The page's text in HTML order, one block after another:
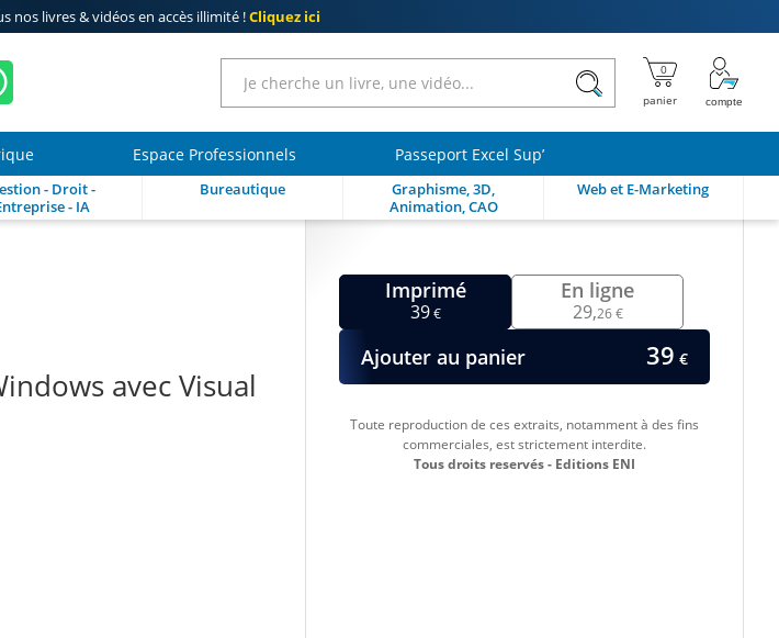
nos livres & vidéos en accès illimité !Cliquez ici
Espace Professionnels Passeport Excel Sup’
- Droit -
- IA
Bureautique
Graphisme, 3D,
Animation, CAO
Web et E-Marketing
avec Visual
Imprimé
39€
En ligne
29,26 €
Ajouter au panier 39 €
Toute reproduction de ces extraits, notamment à des fins
commerciales, est strictement interdite.
Tous droits reservés - Editions ENI